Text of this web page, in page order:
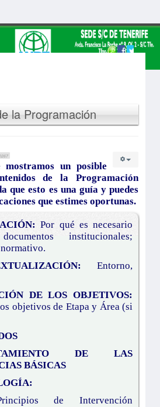
la Programación
un posible
de la Programación
que esto es una guía y puedes
que estimes oportunas.
Por qué es necesario
institucionales;
Entorno,
DE LOS OBJETIVOS:
objetivos de Etapa y Área (si
DE LAS
BÁSICAS
de Intervención